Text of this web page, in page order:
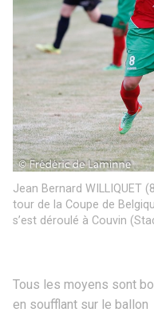
Jean Bernard WILLIQUET
tour de la Coupe de
s’est déroulé à Couvin
Tous les moyens sont
en soufflant sur le ballon